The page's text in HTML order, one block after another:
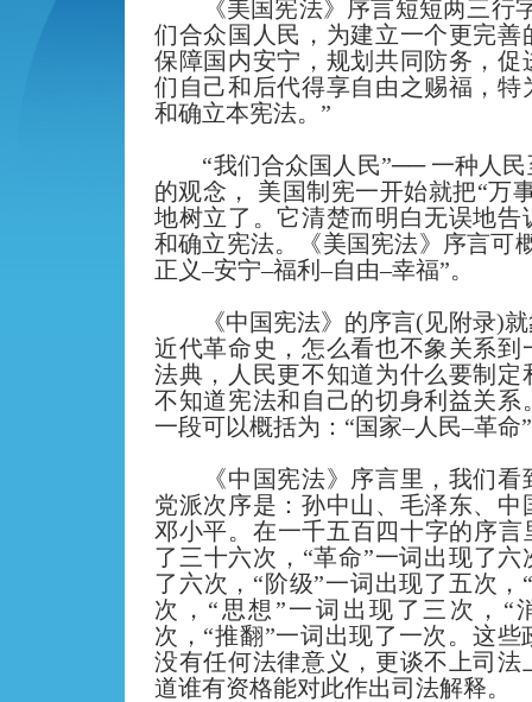
《美国宪法》序言短短两三行
们合众国人民，为建立一个更完善
保障国内安宁，规划共同防务，促
们自己和后代得享自由之赐福，特
和确立本宪法。”
“我们合众国人民”── 一种人
的观念， 美国制宪一开始就把“万
地树立了。它清楚而明白无误地告
和确立宪法。《美国宪法》序言可
正义–安宁–福利–自由–幸福”。
《中国宪法》的序言(见附录)
近代革命史，怎么看也不象关系到
法典，人民更不知道为什么要制定
不知道宪法和自己的切身利益关系
一段可以概括为：“国家–人民–革命
《中国宪法》序言里，我们
党派次序是：孙中山、毛泽东、中
邓小平。在一千五百四十字的序言
了三十六次，“革命”一词出现了六
了六次，“阶级”一词出现了五次，
次，“思想”一词出现了三次，“
次，“推翻”一词出现了一次。这
没有任何法律意义，更谈不上司法
道谁有资格能对此作出司法解释。